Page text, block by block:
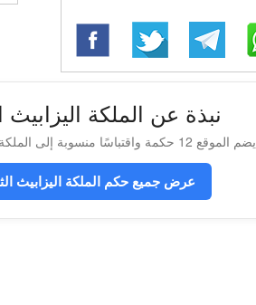
نبذة عن الملكة اليزابيث
يضم الموقع 12 حكمة واقتباسًا منسوبة إلى الملكة اليزابيث الثانية
عرض جميع حكم الملكة اليزابيث